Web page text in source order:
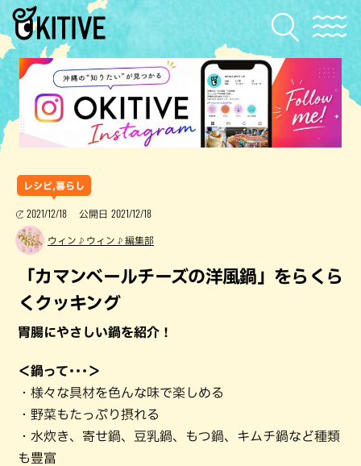
レシピ,暮らし
2021/12/18 公開日 2021/12/18
ウィン♪ウィン♪編集部
「カマンベールチーズの洋風鍋」をらくら
くクッキング
胃腸にやさしい鍋を紹介！
＜鍋って･･･＞
・様々な具材を色んな味で楽しめる
・野菜もたっぷり摂れる
・水炊き、寄せ鍋、豆乳鍋、もつ鍋、キムチ鍋など種類
も豊富